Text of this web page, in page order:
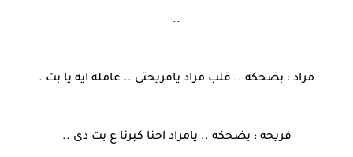
..
مراد : بضحكه .. قلب مراد يافريحتى .. عامله ايه يا بت .
فريحه : بضحكه .. يامراد احنا كبرنا ع بت دى ..